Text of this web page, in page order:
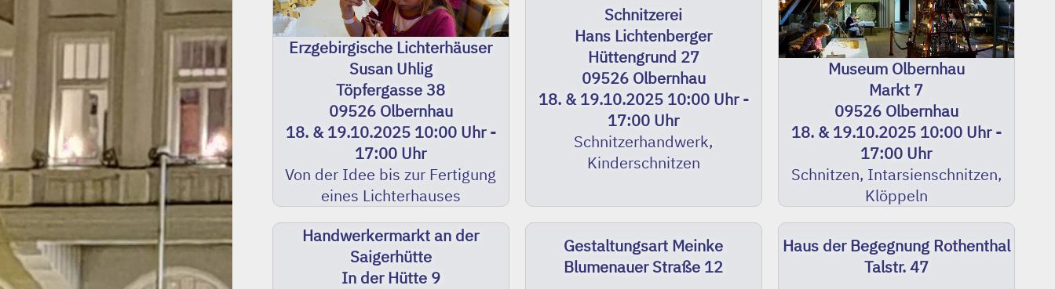
Erzgebirgische Lichterhäuser
Susan Uhlig
Töpfergasse 38
09526 Olbernhau
18. & 19.10.2025 10:00 Uhr -
17:00 Uhr
Von der Idee bis zur Fertigung
eines Lichterhauses
Schnitzerei
Hans Lichtenberger
Hüttengrund 27
09526 Olbernhau
18. & 19.10.2025 10:00 Uhr -
17:00 Uhr
Schnitzerhandwerk,
Kinderschnitzen
Museum Olbernhau
Markt 7
09526 Olbernhau
18. & 19.10.2025 10:00 Uhr -
17:00 Uhr
Schnitzen, Intarsienschnitzen,
Klöppeln
Handwerkermarkt an der
Saigerhütte
In der Hütte 9
Gestaltungsart Meinke
Blumenauer Straße 12
Haus der Begegnung Rothenthal
Talstr. 47